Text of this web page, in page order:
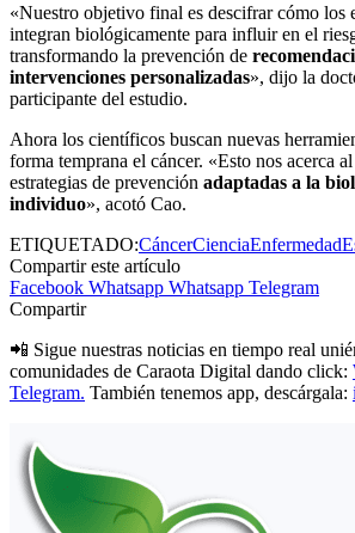
«Nuestro objetivo final es descifrar cómo los
integran biológicamente para influir en el
transformando la prevención de
intervenciones personalizadas», dijo la
participante del estudio.
Ahora los científicos buscan nuevas
forma temprana el cáncer. «Esto nos acerca
estrategias de prevención adaptadas a la
individuo», acotó Cao.
ETIQUETADO:CáncerCienciaEnfermedad
Compartir este artículo
Facebook Whatsapp Whatsapp Telegram
Compartir
📲 Sigue nuestras noticias en tiempo real
comunidades de Caraota Digital dando click:
Telegram. También tenemos app, descárgala: